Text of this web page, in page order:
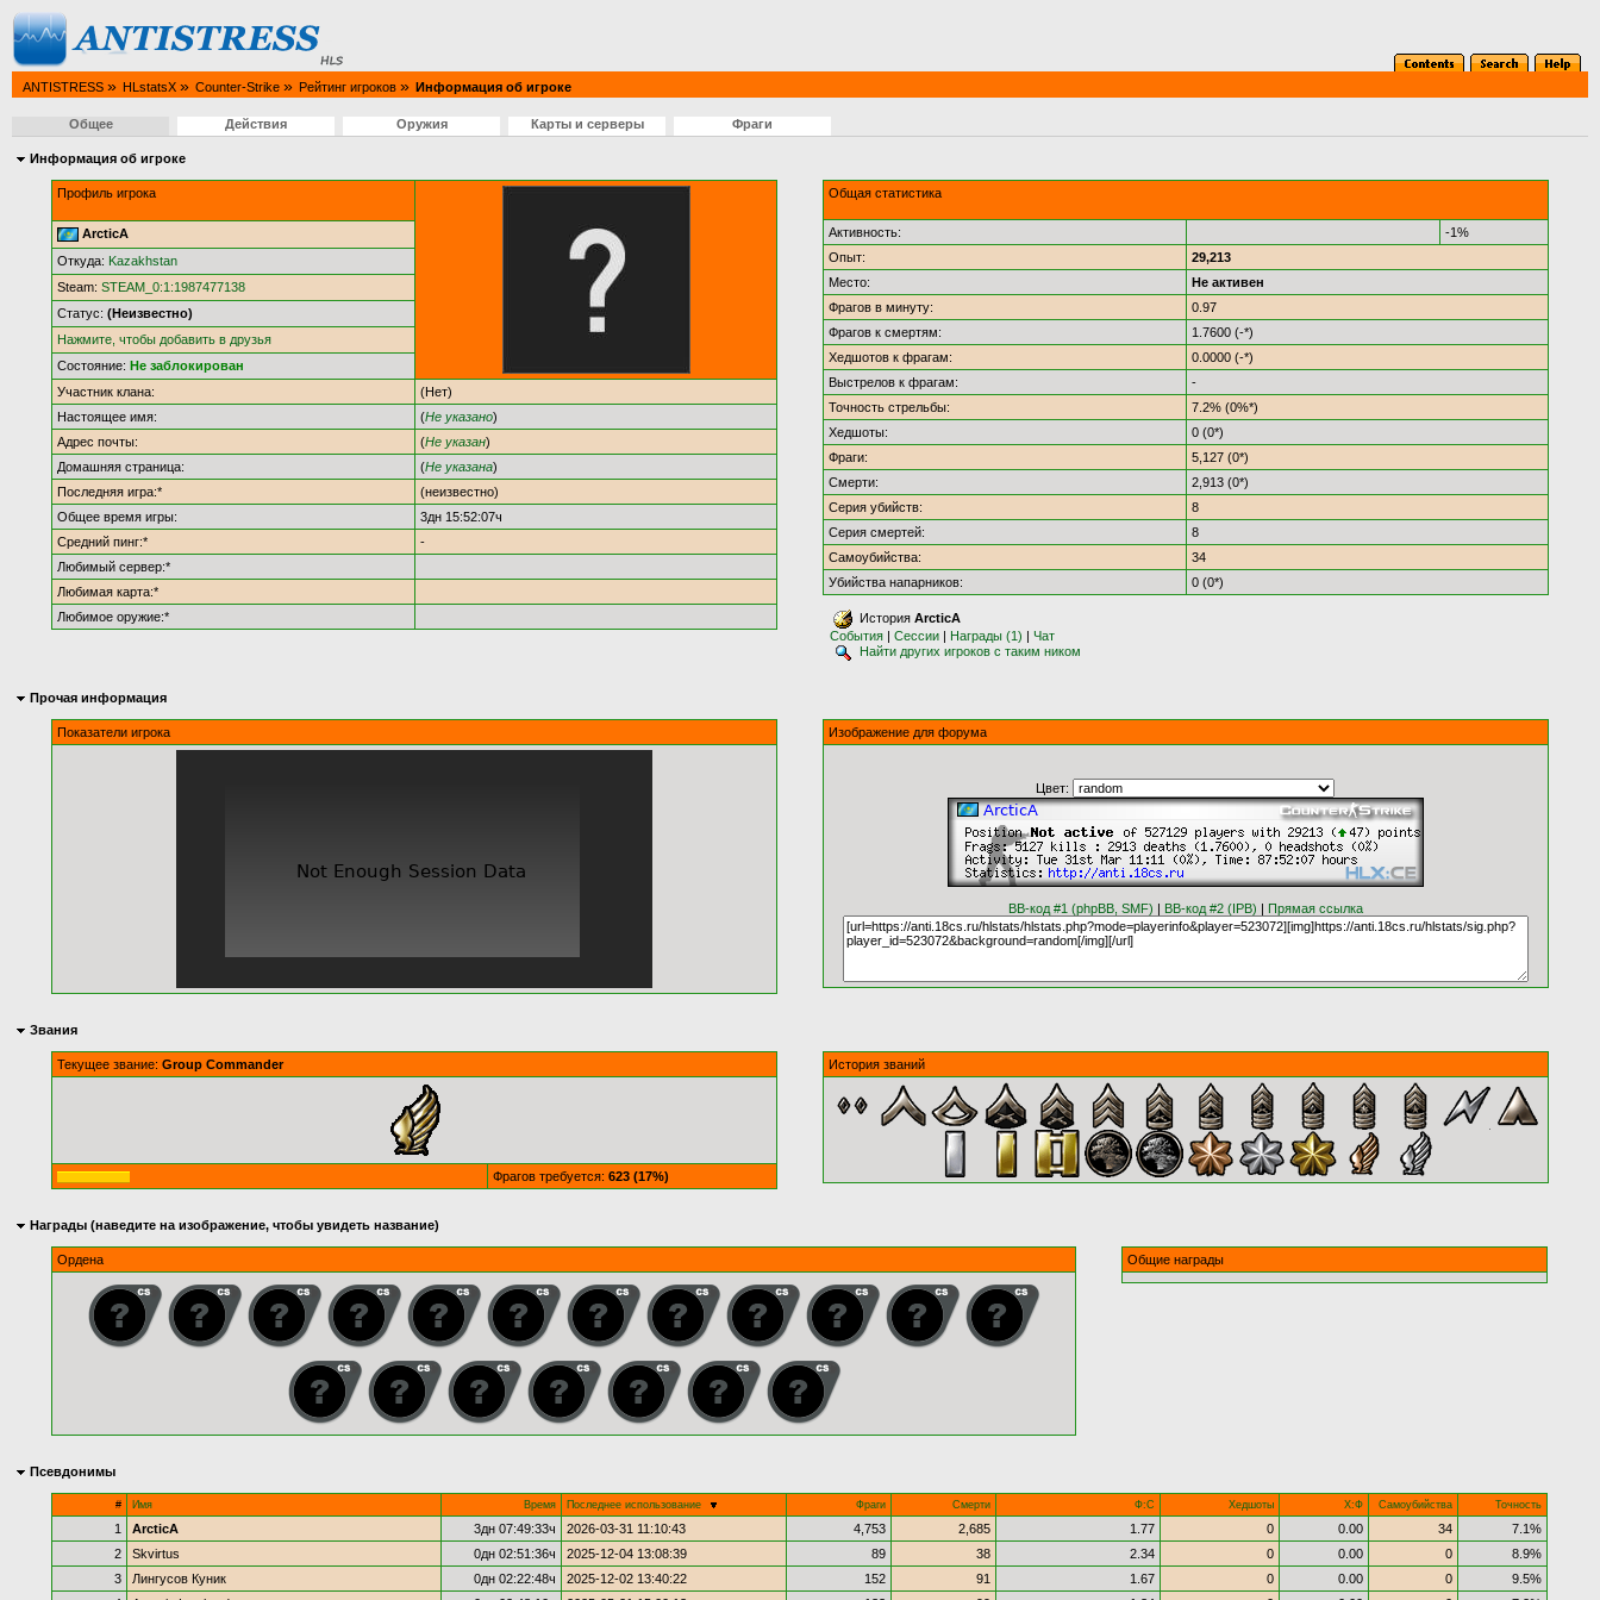
ANTISTRESS » HLstatsX » Counter-Strike » Рейтинг игроков » Информация об игроке
Общее Действия Оружия Карты и серверы Фраги
Информация об игроке
Профиль игрока
ArcticA
Откуда: Kazakhstan
Steam:STEAM_0:1:1987477138
Статус:(Неизвестно)
Нажмите, чтобы добавить в друзья
Состояние:Не заблокирован
Участник клана:
(Нет)
Настоящее имя:
(Не указано)
Адрес почты:
(Не указан)
Домашняя страница:
(Не указана)
Последняя игра:*
(неизвестно)
Общее время игры:
3дн 15:52:07ч
Средний пинг:*
-
Любимый сервер:*
Любимая карта:*
Любимое оружие:*
Общая статистика
Активность:
-1%
Опыт:
29,213
Место:
Не активен
Фрагов в минуту:
0.97
Фрагов к смертям:
1.7600 (-*)
Хедшотов к фрагам:
0.0000 (-*)
Выстрелов к фрагам:
-
Точность стрельбы:
7.2% (0%*)
Хедшоты:
0 (0*)
Фраги:
5,127 (0*)
Смерти:
2,913 (0*)
Серия убийств:
8
Серия смертей:
8
Самоубийства:
34
Убийства напарников:
0 (0*)
История ArcticA
События| Сессии| Награды (1) | Чат
Найти других игроков с таким ником
Прочая информация
Показатели игрока Изображение для форума
Цвет:
BB-код #1 (phpBB, SMF) | BB-код #2 (IPB) | Прямая ссылка
Звания
Текущее звание:Group Commander
Фрагов требуется:623 (17%)
История званий
Награды (наведите на изображение, чтобы увидеть название)
Ордена Общие награды
Псевдонимы
# Имя Время Последнее использование Фраги Смерти Ф:С Хедшоты Х:Ф Самоубийства Точность
1 ArcticA 3дн 07:49:33ч 2026-03-31 11:10:43 4,753 2,685 1.77 0 0.00 34
7.1%
2
Skvirtus 0дн 02:51:36ч 2025-12-04 13:08:39 89 38 2.34 0 0.00 0
8.9%
3
Лингусов Куник 0дн 02:22:48ч 2025-12-02 13:40:22 152 91 1.67 0 0.00 0
9.5%